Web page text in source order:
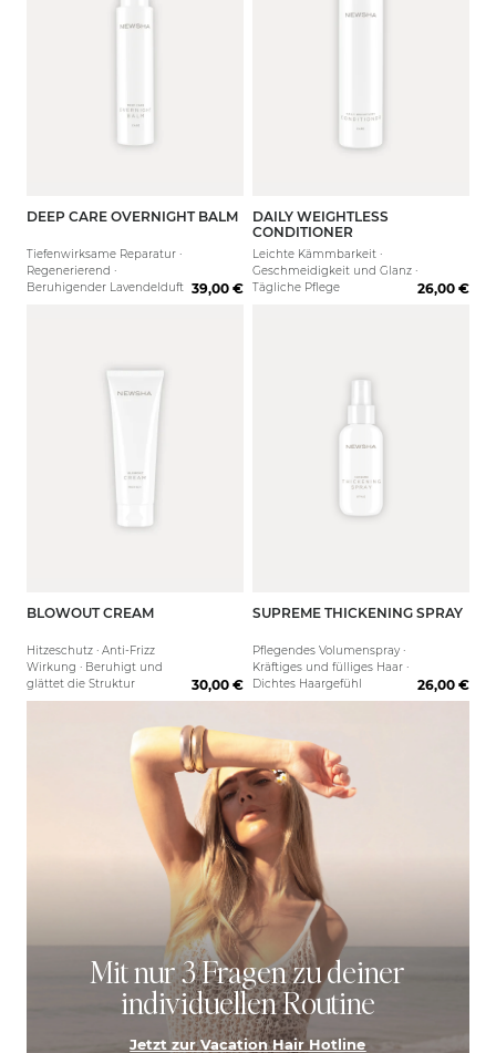
100ml
DEEP CARE OVERNIGHT BALM
Tiefenwirksame Reparatur ·
Regenerierend ·
Beruhigender Lavendelduft 39,00 €
80 ml 250 ml
DAILY WEIGHTLESS
CONDITIONER
Leichte Kämmbarkeit ·
Geschmeidigkeit und Glanz ·
Tägliche Pflege
26,00 €
125 ml
BLOWOUT CREAM
Hitzeschutz · Anti-Frizz
Wirkung · Beruhigt und
glättet die Struktur
30,00 €
125 ml
SUPREME THICKENING SPRAY
Pflegendes Volumenspray ·
Kräftiges und fülliges Haar ·
Dichtes Haargefühl
26,00 €
Mit nur 3 Fragen zu deiner
individuellen Routine
Jetzt zur Vacation Hair Hotline